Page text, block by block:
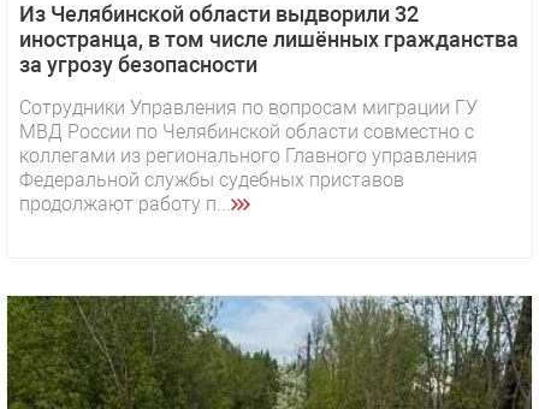
Из Челябинской области выдворили 32
иностранца, в том числе лишённых гражданства
за угрозу безопасности
Сотрудники Управления по вопросам миграции ГУ
МВД России по Челябинской области совместно с
коллегами из регионального Главного управления
Федеральной службы судебных приставов
продолжают работу п...